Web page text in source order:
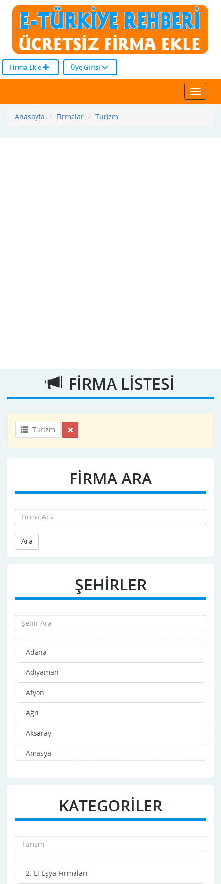
Firma Ekle Üye Girişi
Toggle
Anasayfa
Firmalar Turizm
FİRMA LİSTESİ
Turizm
FİRMA ARA
Ara
ŞEHİRLER
Adana
Adıyaman
Afyon
Ağrı
Aksaray
Amasya
Artvin
Aydın
Balıkesir
KATEGORİLER
2. El Eşya Firmaları